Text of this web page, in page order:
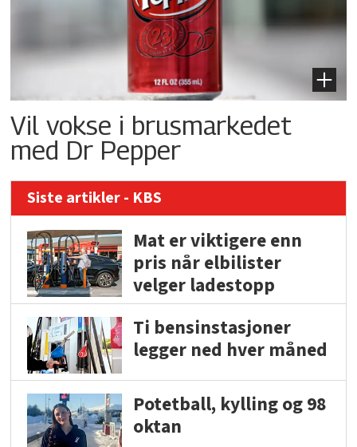
Vil vokse i brusmarkedet
med Dr Pepper
Siste artikler - KBS
Mat er viktigere enn
pris når elbilister
velger ladestopp
Ti bensinstasjoner
legger ned hver måned
Potetball, kylling og 98
oktan